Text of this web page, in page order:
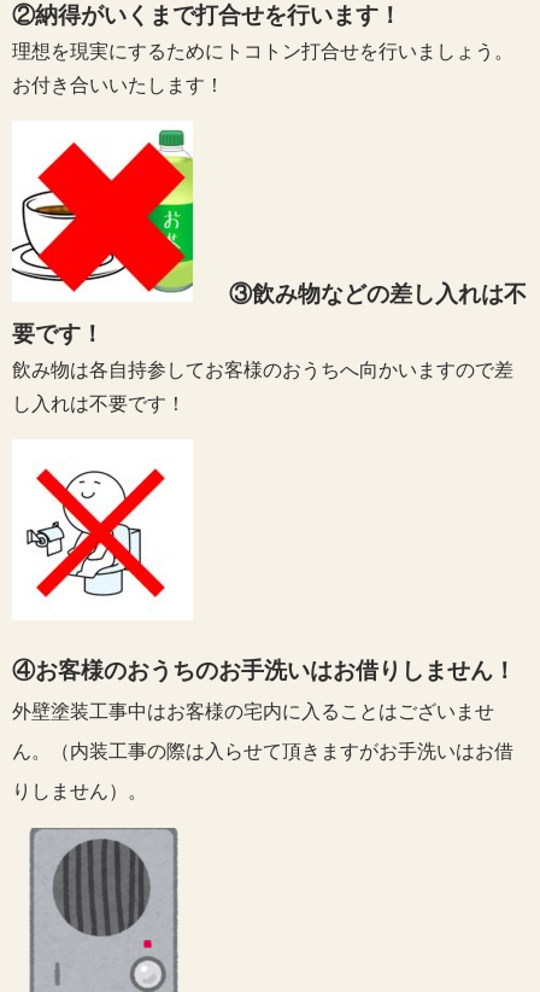
②納得がいくまで打合せを行います！
理想を現実にするためにトコトン打合せを行いましょう。
お付き合いいたします！
③飲み物などの差し入れは不
要です！
飲み物は各自持参してお客様のおうちへ向かいますので差
し入れは不要です！
④お客様のおうちのお手洗いはお借りしません！
外壁塗装工事中はお客様の宅内に入ることはございませ
ん。（内装工事の際は入らせて頂きますがお手洗いはお借
りしません）。